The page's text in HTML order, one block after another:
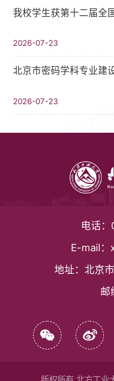
我校学生获第十二届全
2026-07-23
北京市密码学科专业建
2026-07-23
电话：
E-mail：
地址： 北京
邮